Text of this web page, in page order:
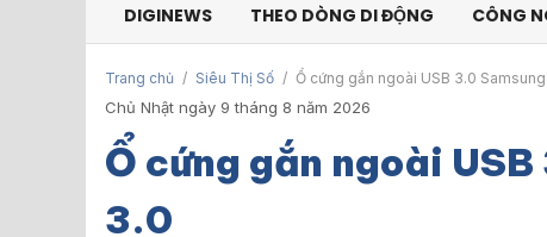
DIGINEWS THEO DÒNG DI ĐỘNG CÔNG
Trang chủ / Siêu Thị Số / Ổ cứng gắn ngoài USB 3.0
Chủ Nhật ngày 9 tháng 8 năm 2026
Ổ cứng gắn ngoài
3.0